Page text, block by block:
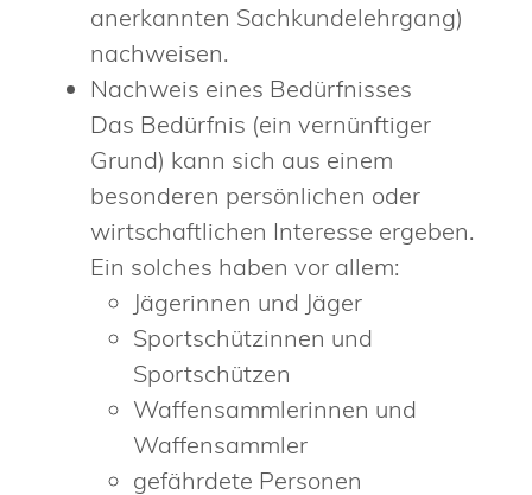
anerkannten Sachkundelehrgang)
nachweisen.
Nachweis eines Bedürfnisses
Das Bedürfnis (ein vernünftiger
Grund) kann sich aus einem
besonderen persönlichen oder
wirtschaftlichen Interesse ergeben.
Ein solches haben vor allem:
Jägerinnen und Jäger
Sportschützinnen und
Sportschützen
Waffensammlerinnen und
Waffensammler
gefährdete Personen